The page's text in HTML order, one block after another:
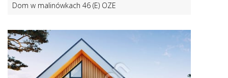
Dom w malinówkach 46 (E) OZE